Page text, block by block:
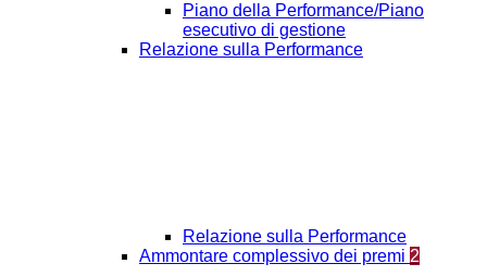
Piano della Performance/Piano
esecutivo di gestione
Relazione sulla Performance
Relazione sulla Performance
Ammontare complessivo dei premi 2